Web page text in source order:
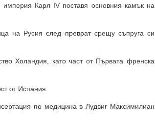
Карл IV поставя основния камък на
на Русия след преврат срещу съпруга си
Холандия, като част от Първата френска
от Испания.
по медицина в Лудвиг Максимилиан